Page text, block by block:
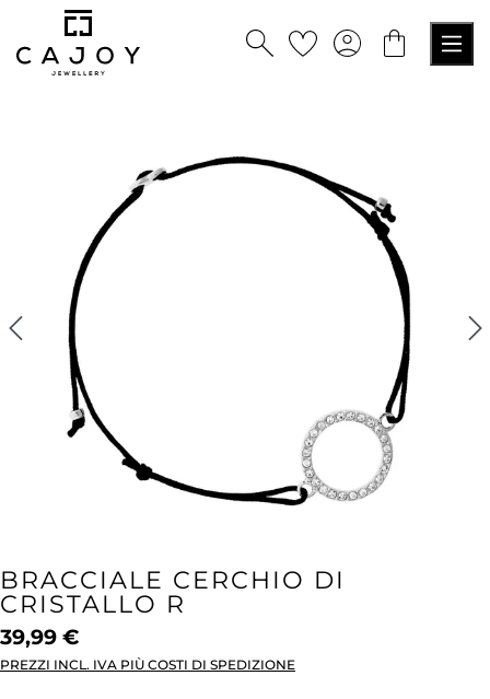
principale
BRACCIALE CERCHIO DI
CRISTALLO R
39,99 €
PREZZI INCL. IVA PIÙ COSTI DI SPEDIZIONE